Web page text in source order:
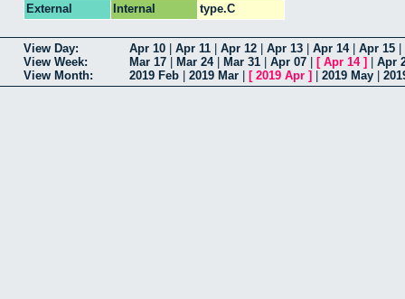
External
Internal type.C
View Day: Apr 10 Apr 11 Apr 12 Apr 13 Apr 14| Apr 15
View Week:
Mar 17 Mar 24| Mar 31 Apr 07 [ Apr 14]
Apr
View Month:
2019 Feb 2019 Mar [ 2019 Apr ] 2019 May